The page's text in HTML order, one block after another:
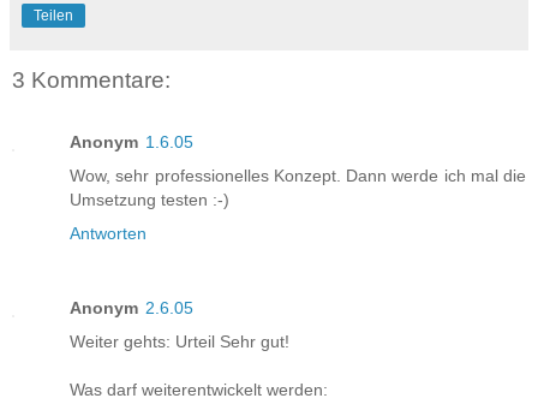
Teilen
3 Kommentare:
Anonym 1.6.05
Wow, sehr professionelles Konzept. Dann werde ich mal die
Umsetzung testen :-)
Antworten
Anonym 2.6.05
Weiter gehts: Urteil Sehr gut!
Was darf weiterentwickelt werden: